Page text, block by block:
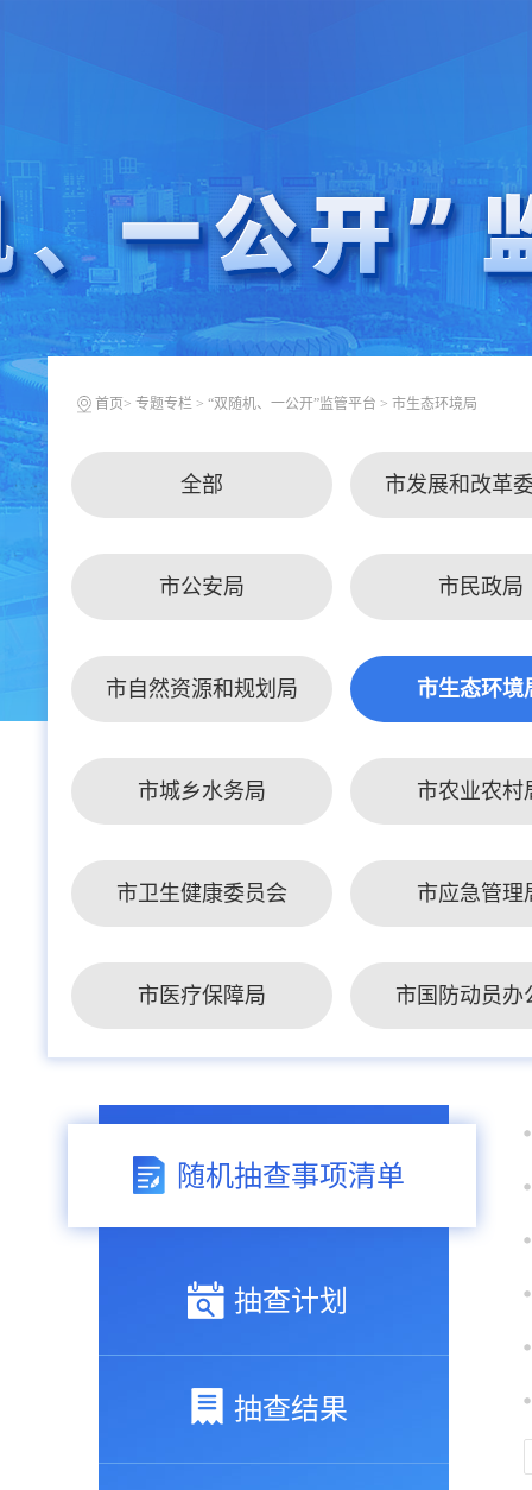
首页 > 专题专栏 > “双随机、一公开”监管平台 > 市生态环境局
全部 市发展和改革
市公安局 市民政局
市自然资源和规划局 市生态环境
市城乡水务局 市农业农村
市卫生健康委员会 市应急管理
市医疗保障局 市国防动员办
随机抽查事项清单
抽查计划
抽查结果